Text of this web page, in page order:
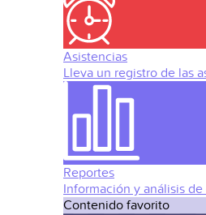
Asistencias
Lleva un registro de las
Reportes
Información y análisis
Contenido favorito